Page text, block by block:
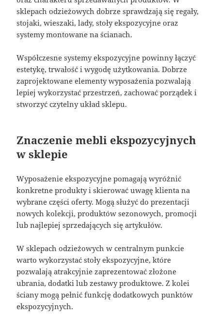
sklepach odzieżowych dobrze sprawdzają się regały,
stojaki, wieszaki, lady, stoły ekspozycyjne oraz
systemy montowane na ścianach.
Współczesne systemy ekspozycyjne powinny łączyć
estetykę, trwałość i wygodę użytkowania. Dobrze
zaprojektowane elementy wyposażenia pozwalają
lepiej wykorzystać przestrzeń, zachować porządek i
stworzyć czytelny układ sklepu.
Znaczenie mebli ekspozycyjnych
w sklepie
Wyposażenie ekspozycyjne pomagają wyróżnić
konkretne produkty i skierować uwagę klienta na
wybrane części oferty. Mogą służyć do prezentacji
nowych kolekcji, produktów sezonowych, promocji
lub najlepiej sprzedających się artykułów.
W sklepach odzieżowych w centralnym punkcie
warto wykorzystać stoły ekspozycyjne, które
pozwalają atrakcyjnie zaprezentować złożone
ubrania, dodatki lub zestawy produktowe. Z kolei
ściany mogą pełnić funkcję dodatkowych punktów
ekspozycyjnych.